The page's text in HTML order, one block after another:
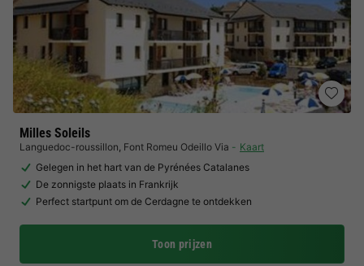
Milles Soleils
Languedoc-roussillon, Font Romeu Odeillo Via
Kaart
Gelegen in het hart van de Pyrénées Catalanes
De zonnigste plaats in Frankrijk
Perfect startpunt om de Cerdagne te ontdekken
Toon prijzen